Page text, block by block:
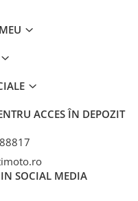
ACCES ÎN DEPOZIT
SOCIAL MEDIA